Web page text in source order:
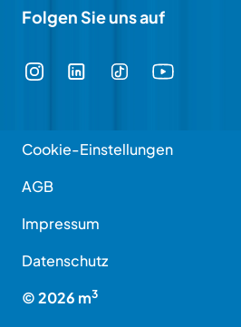
Folgen Sie uns auf
©2026 m3
Cookie-Einstellungen
AGB
Impressum
Datenschutz